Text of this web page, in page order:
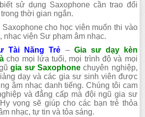
sử dụng Saxophone cần trao đổi
thời gian ngắn.
cho học viên muốn thi vào
viện Sư phạm âm nhạc.
Tài Năng Trẻ – Gia sư dạy kèn
cho mọi lứa tuổi, mọi trình độ và mọi
gia sư Saxophonechuyên nghiệp,
dạy và các gia sư sinh viên được
âm nhạc danh tiếng. Chúng tôi cam
và đẳng cấp mà đội ngũ gia sư
vọng sẽ giúp cho các bạn trẻ thỏa
nhạc, tự tin và tỏa sáng.